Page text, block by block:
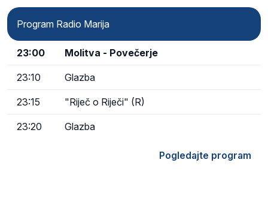
Program Radio Marija
23:00 Molitva - Povečerje
23:10 Glazba
23:15 "Riječ o Riječi" (R)
23:20 Glazba
Pogledajte program